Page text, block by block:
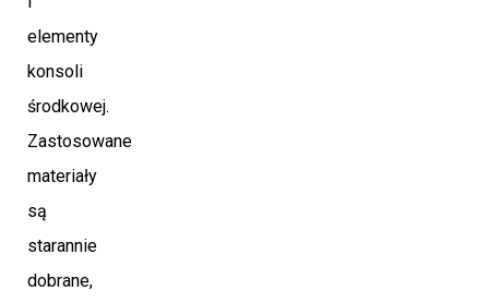
elementy
konsoli
środkowej.
Zastosowane
materiały
są
starannie
dobrane,